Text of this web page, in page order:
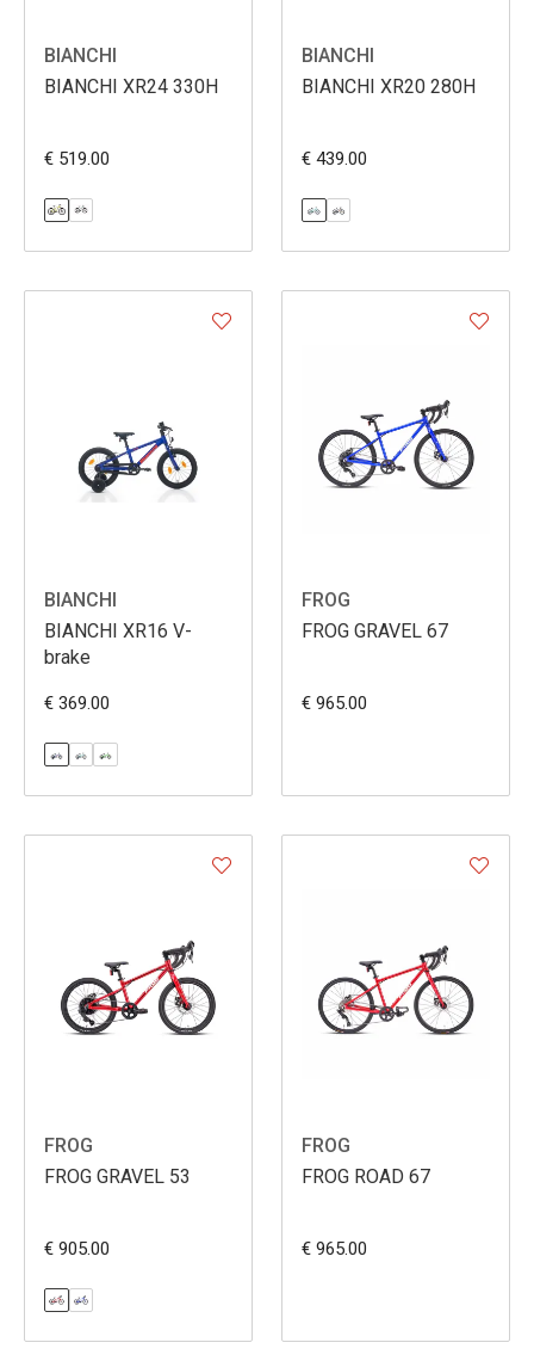
BIANCHI
BIANCHI XR24 330H
€ 519.00
BIANCHI
BIANCHI XR20 280H
€ 439.00
BIANCHI
BIANCHI XR16 V-
brake
€ 369.00
FROG
FROG GRAVEL 67
€ 965.00
FROG
FROG GRAVEL 53
€ 905.00
FROG
FROG ROAD 67
€ 965.00